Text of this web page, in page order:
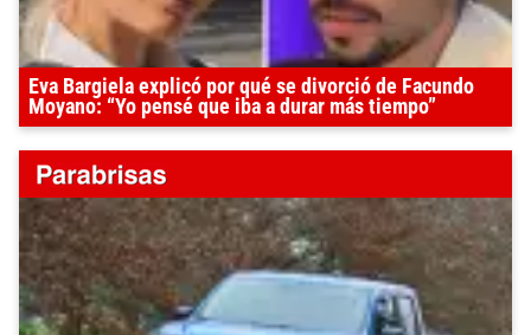
Eva Bargiela explicó por qué se divorció de Facundo
Moyano: “Yo pensé que iba a durar más tiempo”